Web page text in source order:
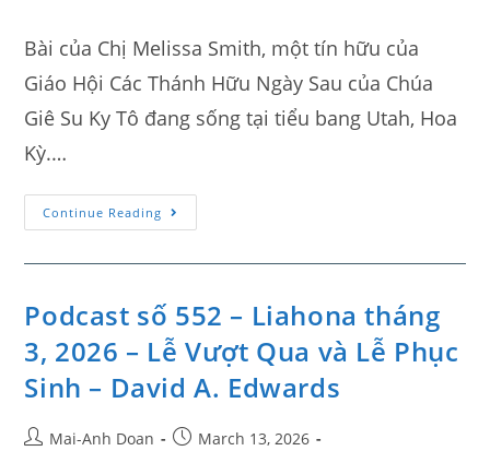
Bài của Chị Melissa Smith, một tín hữu của
Giáo Hội Các Thánh Hữu Ngày Sau của Chúa
Giê Su Ky Tô đang sống tại tiểu bang Utah, Hoa
Kỳ.…
Continue Reading
Podcast số 552 – Liahona tháng
3, 2026 – Lễ Vượt Qua và Lễ Phục
Sinh – David A. Edwards
Mai-Anh Doan
March 13, 2026